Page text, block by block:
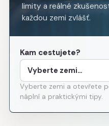
limity a reálné
každou zemi zvlášť.
Kam cestujete?
Vyberte zemi a otevřete
náplní a praktickými tipy.